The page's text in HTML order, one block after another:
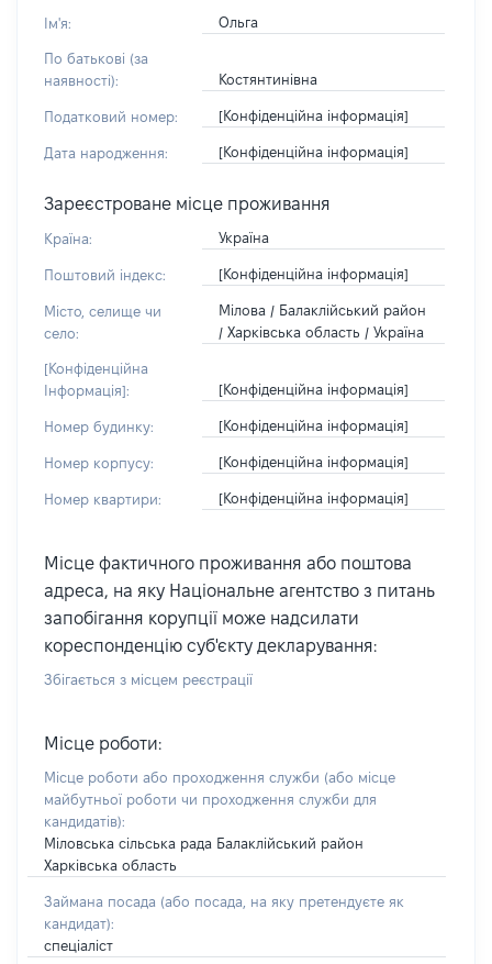
Ім'я: Ольга
По батькові (за
наявності):
Костянтинівна
Податковий номер: [Конфіденційна інформація]
Дата народження: [Конфіденційна інформація]
Зареєстроване місце проживання
Країна: Україна
Поштовий індекс: [Конфіденційна інформація]
Місто, селище чи
село:
Мілова / Балаклійський район
/ Харківська область / Україна
[Конфіденційна
Інформація]:
[Конфіденційна інформація]
Номер будинку: [Конфіденційна інформація]
Номер корпусу: [Конфіденційна інформація]
Номер квартири: [Конфіденційна інформація]
Місце фактичного проживання або поштова
адреса, на яку Національне агентство з питань
запобігання корупції може надсилати
кореспонденцію суб'єкту декларування:
Збігається з місцем реєстрації
Місце роботи:
Місце роботи або проходження служби (або місце
майбутньої роботи чи проходження служби для
кандидатів):
Міловська сільська рада Балаклійський район
Харківська область
Займана посада (або посада, на яку претендуєте як
кандидат):
спеціаліст